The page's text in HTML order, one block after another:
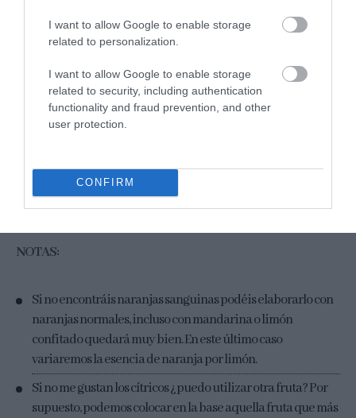
I want to allow Google to enable storage
related to personalization.
I want to allow Google to enable storage
related to security, including authentication
functionality and fraud prevention, and other
user protection.
CONFIRM
Antes de servir pincelamos con el almíbar que teníamos
reservado y decoramos con unas rodajas, de más, de naranja en
el centro.
Para servirlo podemos acompañarlo con un poco de crème
CONSERVACIÓN: Puede conservarse en una campana de
cristal durante 6-7 días.
NOTAS:
Si no encontráis naranjas sanguinas podéis elaborarlo con
naranjas normales, incluso con mandarina o limón
confitado quedará muy bien. En este último caso
variaremos la esencia de naranja por limón.
Si no me gustan los cítricos ¿puedo utilizar otra fruta? Por
supuesto, podemos colocar en la base aquella fruta que más